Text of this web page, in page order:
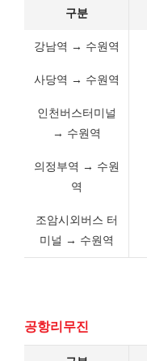
구분
강남역 → 수원역
사당역 → 수원역
인천버스터미널
→ 수원역
의정부역 → 수원
역
조암시외버스 터
미널 → 수원역
공항리무진